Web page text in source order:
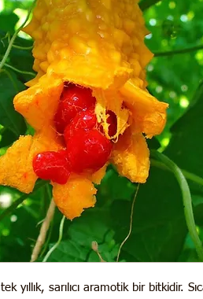
tek yıllık, sarılıcı aramotik bir bitkidir.